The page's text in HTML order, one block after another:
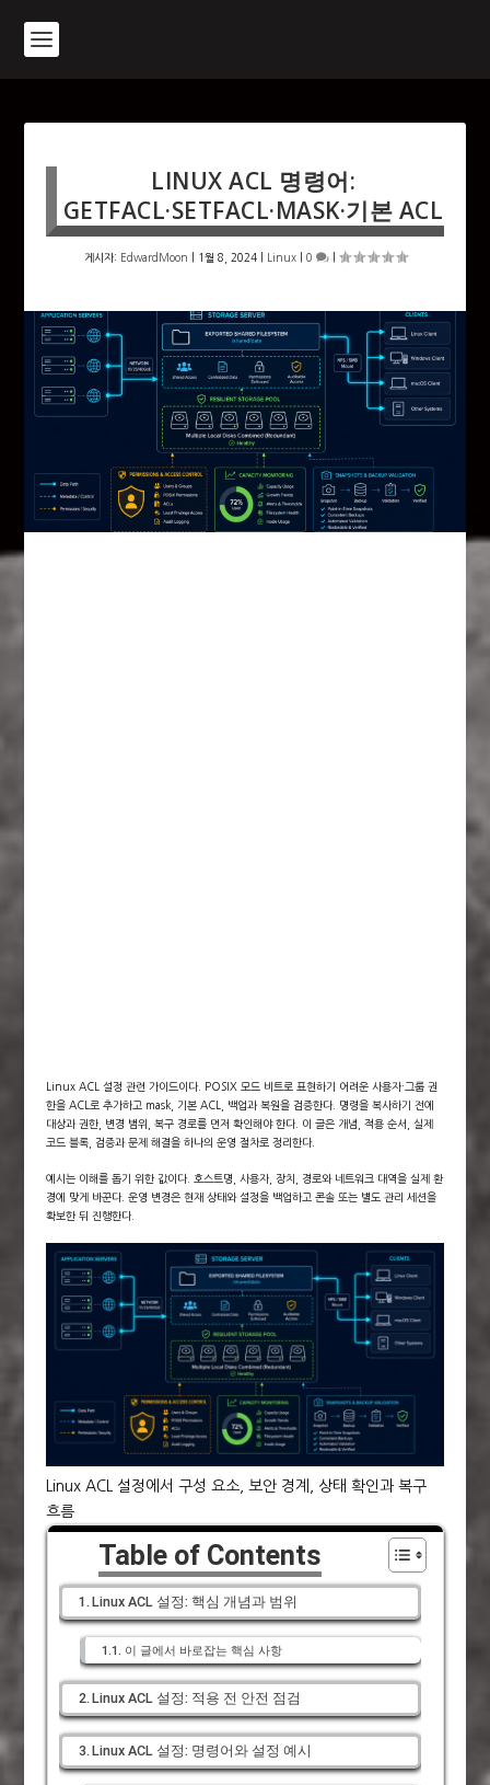
LINUX ACL 명령어:
GETFACL·SETFACL·MASK·기본 ACL
게시자: EdwardMoon 1월 8, 2024| Linux| 0 |
Linux ACL 설정 관련 가이드이다. POSIX 모드 비트로 표현하기 어려운 사용자·그룹 권
한을 ACL로 추가하고 mask, 기본 ACL, 백업과 복원을 검증한다. 명령을 복사하기 전에
대상과 권한, 변경 범위, 복구 경로를 먼저 확인해야 한다. 이 글은 개념, 적용 순서, 실제
코드 블록, 검증과 문제 해결을 하나의 운영 절차로 정리한다.
예시는 이해를 돕기 위한 값이다. 호스트명, 사용자, 장치, 경로와 네트워크 대역을 실제 환
경에 맞게 바꾼다. 운영 변경은 현재 상태와 설정을 백업하고 콘솔 또는 별도 관리 세션을
확보한 뒤 진행한다.
Linux ACL 설정에서 구성 요소, 보안 경계, 상태 확인과 복구
흐름
Table of Contents
Linux ACL 설정: 핵심 개념과 범위
이 글에서 바로잡는 핵심 사항
Linux ACL 설정: 적용 전 안전 점검
Linux ACL 설정: 명령어와 설정 예시